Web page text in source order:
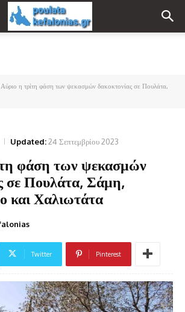
Αύριο η τρίτη φάση των ψεκασμών δακοκτονίας σε Πουλάτα,
Updated:24 Σεπτεμβρίου 2023
φάση των ψεκασμών
σε Πουλάτα, Σάμη,
και Χαλιωτάτα
Twitter Pinterest